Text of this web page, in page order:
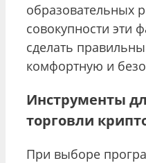
образовательных
совокупности эти
сделать
комфортную и
Инструменты
торговли
При выборе